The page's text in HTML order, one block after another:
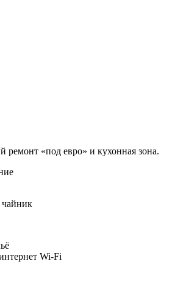
ремонт «под евро» и кухонная зона.
чайник
Wi-Fi